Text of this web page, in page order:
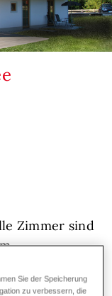
Zimmer sind
erholsamen
Sie der Speicherung
zu verbessern, die